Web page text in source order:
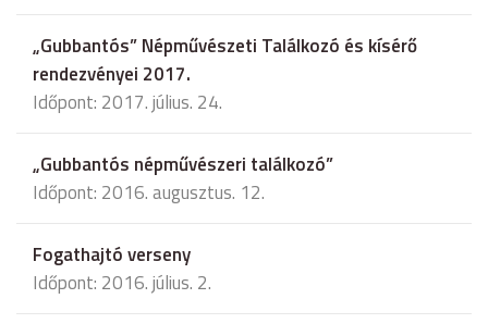
„Gubbantós” Népművészeti Találkozó és kísérő
rendezvényei 2017.
Időpont: 2017. július. 24.
„Gubbantós népművészeri találkozó”
Időpont: 2016. augusztus. 12.
Fogathajtó verseny
Időpont: 2016. július. 2.